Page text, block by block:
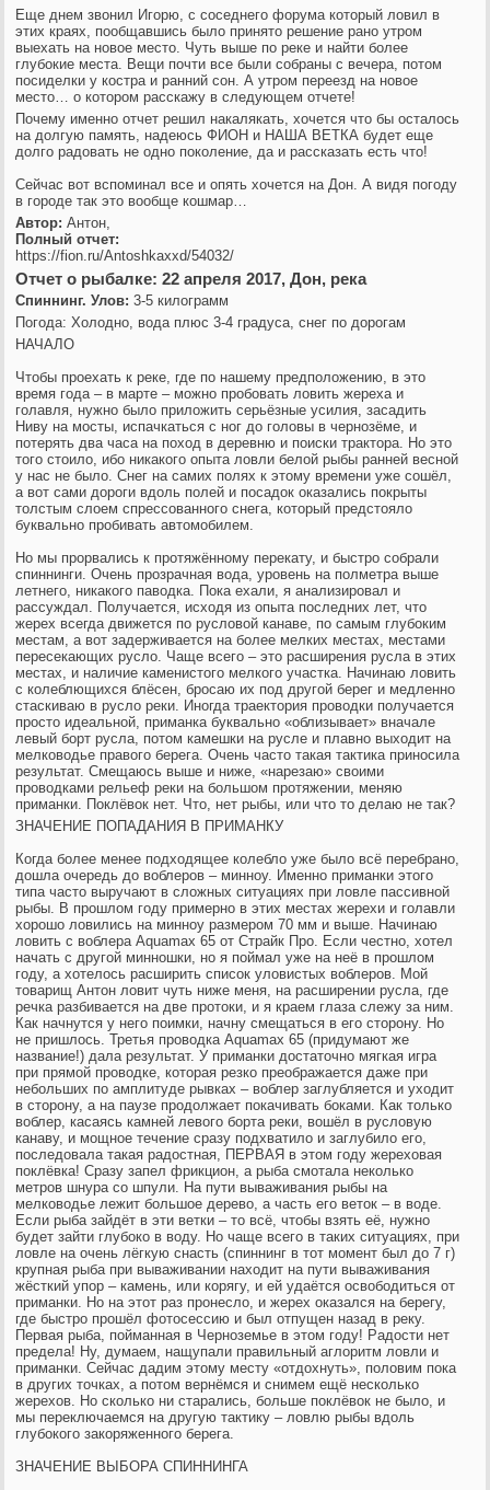
Еще днем звонил Игорю, с соседнего форума который ловил в
этих краях, пообщавшись было принято решение рано утром
выехать на новое место. Чуть выше по реке и найти более
глубокие места. Вещи почти все были собраны с вечера, потом
посиделки у костра и ранний сон. А утром переезд на новое
место… о котором расскажу в следующем отчете!
Почему именно отчет решил накалякать, хочется что бы осталось
на долгую память, надеюсь ФИОН и НАША ВЕТКА будет еще
долго радовать не одно поколение, да и рассказать есть что!
Сейчас вот вспоминал все и опять хочется на Дон. А видя погоду
в городе так это вообще кошмар…
Автор:Антон,
Полный отчет:
https://fion.ru/Antoshkaxxd/54032/
Отчет о рыбалке: 22 апреля 2017, Дон, река
Спиннинг. Улов:3-5 килограмм
Погода: Холодно, вода плюс 3-4 градуса, снег по дорогам
НАЧАЛО
Чтобы проехать к реке, где по нашему предположению, в это
время года – в марте – можно пробовать ловить жереха и
голавля, нужно было приложить серьёзные усилия, засадить
Ниву на мосты, испачкаться с ног до головы в чернозёме, и
потерять два часа на поход в деревню и поиски трактора. Но это
того стоило, ибо никакого опыта ловли белой рыбы ранней весной
у нас не было. Снег на самих полях к этому времени уже сошёл,
а вот сами дороги вдоль полей и посадок оказались покрыты
толстым слоем спрессованного снега, который предстояло
буквально пробивать автомобилем.
Но мы прорвались к протяжённому перекату, и быстро собрали
спиннинги. Очень прозрачная вода, уровень на полметра выше
летнего, никакого паводка. Пока ехали, я анализировал и
рассуждал. Получается, исходя из опыта последних лет, что
жерех всегда движется по русловой канаве, по самым глубоким
местам, а вот задерживается на более мелких местах, местами
пересекающих русло. Чаще всего – это расширения русла в этих
местах, и наличие каменистого мелкого участка. Начинаю ловить
с колеблющихся блёсен, бросаю их под другой берег и медленно
стаскиваю в русло реки. Иногда траектория проводки получается
просто идеальной, приманка буквально «облизывает» вначале
левый борт русла, потом камешки на русле и плавно выходит на
мелководье правого берега. Очень часто такая тактика приносила
результат. Смещаюсь выше и ниже, «нарезаю» своими
проводками рельеф реки на большом протяжении, меняю
приманки. Поклёвок нет. Что, нет рыбы, или что то делаю не так?
ЗНАЧЕНИЕ ПОПАДАНИЯ В ПРИМАНКУ
Когда более менее подходящее колебло уже было всё перебрано,
дошла очередь до воблеров – минноу. Именно приманки этого
типа часто выручают в сложных ситуациях при ловле пассивной
рыбы. В прошлом году примерно в этих местах жерехи и голавли
хорошо ловились на минноу размером 70 мм и выше. Начинаю
ловить с воблера Aquamax 65 от Страйк Про. Если честно, хотел
начать с другой минношки, но я поймал уже на неё в прошлом
году, а хотелось расширить список уловистых воблеров. Мой
товарищ Антон ловит чуть ниже меня, на расширении русла, где
речка разбивается на две протоки, и я краем глаза слежу за ним.
Как начнутся у него поимки, начну смещаться в его сторону. Но
не пришлось. Третья проводка Aquamax 65 (придумают же
название!) дала результат. У приманки достаточно мягкая игра
при прямой проводке, которая резко преображается даже при
небольших по амплитуде рывках – воблер заглубляется и уходит
в сторону, а на паузе продолжает покачивать боками. Как только
воблер, касаясь камней левого борта реки, вошёл в русловую
канаву, и мощное течение сразу подхватило и заглубило его,
последовала такая радостная, ПЕРВАЯ в этом году жереховая
поклёвка! Сразу запел фрикцион, а рыба смотала неколько
метров шнура со шпули. На пути вываживания рыбы на
мелководье лежит большое дерево, а часть его веток – в воде.
Если рыба зайдёт в эти ветки – то всё, чтобы взять её, нужно
будет зайти глубоко в воду. Но чаще всего в таких ситуациях, при
ловле на очень лёгкую снасть (спиннинг в тот момент был до 7 г)
крупная рыба при вываживании находит на пути вываживания
жёсткий упор – камень, или корягу, и ей удаётся освободиться от
приманки. Но на этот раз пронесло, и жерех оказался на берегу,
где быстро прошёл фотосессию и был отпущен назад в реку.
Первая рыба, пойманная в Черноземье в этом году! Радости нет
предела! Ну, думаем, нащупали правильный аглоритм ловли и
приманки. Сейчас дадим этому месту «отдохнуть», половим пока
в других точках, а потом вернёмся и снимем ещё несколько
жерехов. Но сколько ни старались, больше поклёвок не было, и
мы переключаемся на другую тактику – ловлю рыбы вдоль
глубокого закоряженного берега.
ЗНАЧЕНИЕ ВЫБОРА СПИННИНГА